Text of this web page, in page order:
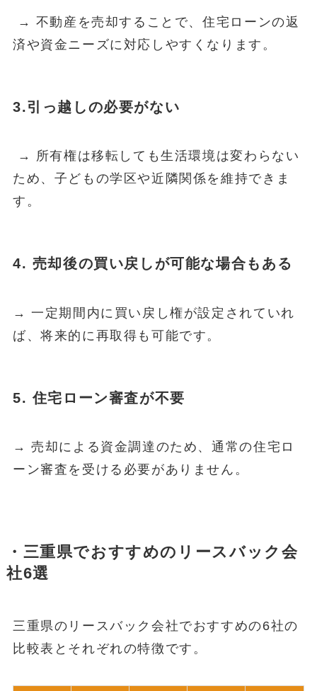
→ 不動産を売却することで、住宅ローンの返
済や資金ニーズに対応しやすくなります。
3.引っ越しの必要がない
→ 所有権は移転しても生活環境は変わらない
ため、子どもの学区や近隣関係を維持できま
す。
4. 売却後の買い戻しが可能な場合もある
→ 一定期間内に買い戻し権が設定されていれ
ば、将来的に再取得も可能です。
5. 住宅ローン審査が不要
→ 売却による資金調達のため、通常の住宅ロ
ーン審査を受ける必要がありません。
・三重県でおすすめのリースバック会
社6選
三重県のリースバック会社でおすすめの6社の
比較表とそれぞれの特徴です。